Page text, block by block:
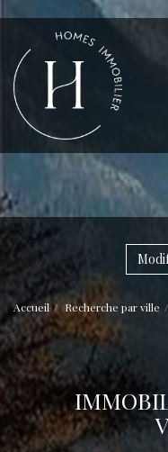
Accueil Recherche par ville